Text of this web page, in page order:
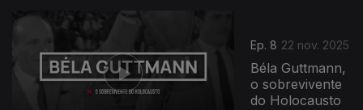
Ep. 8 22 nov. 2025
Béla Guttmann,
o sobrevivente
do Holocausto